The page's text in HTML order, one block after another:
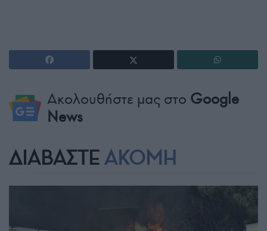
Ακολουθήστε μας στο Google
News
ΔΙΑΒΑΣΤΕ ΑΚΟΜΗ